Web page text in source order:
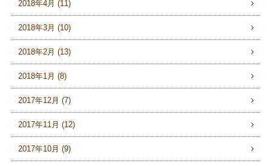
2018年4月 (11)
2018年3月 (10)
2018年2月 (13)
2018年1月 (8)
2017年12月 (7)
2017年11月 (12)
2017年10月 (9)